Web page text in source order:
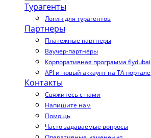
Турагенты
Логин для турагентов
Партнеры
Платежные партнеры
Ваучер-партнеры
Корпоративная программа flydubai
API и новый аккаунт на TA портале
Контакты
Свяжитесь с нами
Напишите нам
Помощь
Часто задаваемые вопросы